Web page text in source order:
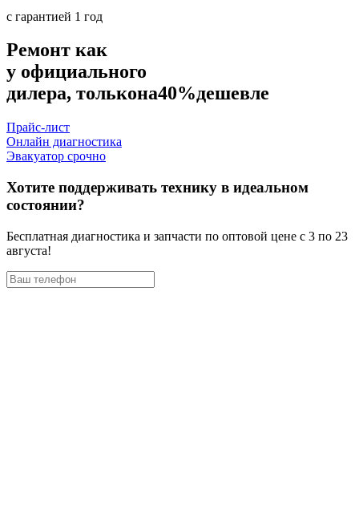
с гарантией 1 год
Ремонт как
у официального
дилера, толькона40%дешевле
Прайс-лист
Онлайн диагностика
Эвакуатор срочно
Хотите поддерживать технику в идеальном
состоянии?
Бесплатная диагностика и запчасти по оптовой цене с 3 по 23
августа!